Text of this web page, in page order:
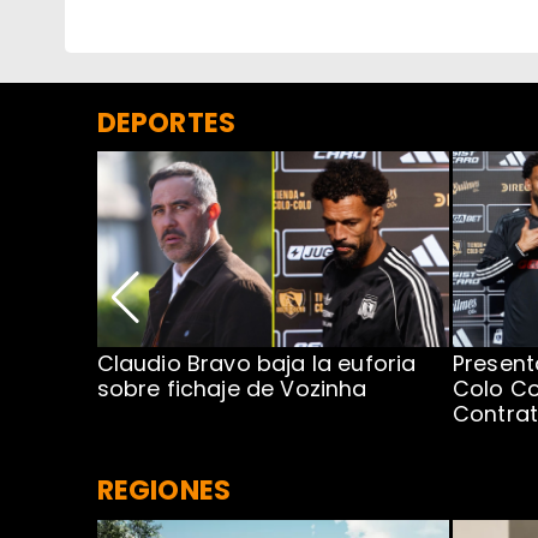
DEPORTES
Claudio Bravo baja la euforia
sobre fichaje de Vozinha
Colo
REGIONES